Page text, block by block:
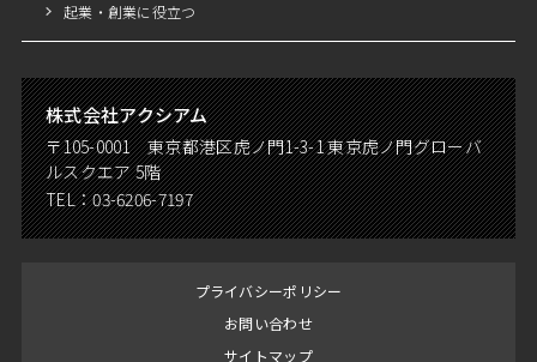
起業・創業に役立つ
株式会社アクシアム
〒105-0001 東京都港区虎ノ門1-3-1 東京虎ノ門グローバ
ルスクエア 5階
TEL：03-6206-7197
プライバシーポリシー
お問い合わせ
サイトマップ